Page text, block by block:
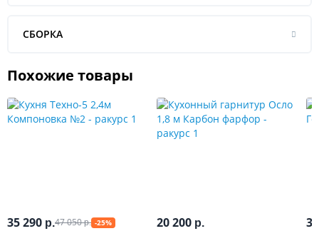
СБОРКА
Похожие товары
35 290 р.47 050р. -25% 20 200 р.